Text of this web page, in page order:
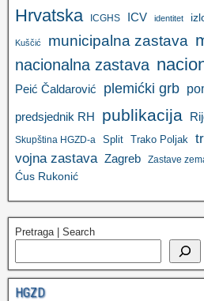
Hrvatska ICGHS ICV identitet
Kuščić municipalna zastava
nacionalna zastava
Peić Čaldarović plemićki grb
predsjednik RH publikacija
Skupština HGZD-a Split Trako Poljak
vojna zastava Zagreb Zastave
Ćus Rukonić
Pretraga | Search
HGZD